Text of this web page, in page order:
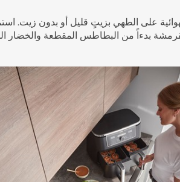
على الطهي بزيتٍ قليل أو بدون زيت.
بدءاً من البطاطس المقطعة والخضار